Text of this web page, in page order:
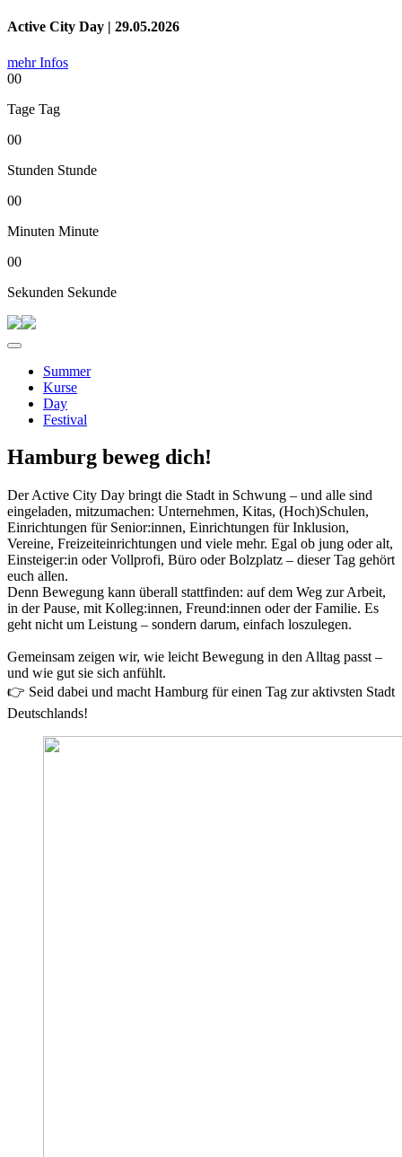
Active City Day | 29.05.2026
mehr Infos
00
Tage Tag
00
Stunden Stunde
00
Minuten Minute
00
Sekunden Sekunde
Summer
Kurse
Day
Festival
Hamburg beweg dich!
Der Active City Day bringt die Stadt in Schwung – und alle sind
eingeladen, mitzumachen: Unternehmen, Kitas, (Hoch)Schulen,
Einrichtungen für Senior:innen, Einrichtungen für Inklusion,
Vereine, Freizeiteinrichtungen und viele mehr. Egal ob jung oder alt,
Einsteiger:in oder Vollprofi, Büro oder Bolzplatz – dieser Tag gehört
euch allen.
Denn Bewegung kann überall stattfinden: auf dem Weg zur Arbeit,
in der Pause, mit Kolleg:innen, Freund:innen oder der Familie. Es
geht nicht um Leistung – sondern darum, einfach loszulegen.
Gemeinsam zeigen wir, wie leicht Bewegung in den Alltag passt –
und wie gut sie sich anfühlt.
👉 Seid dabei und macht Hamburg für einen Tag zur aktivsten Stadt
Deutschlands!